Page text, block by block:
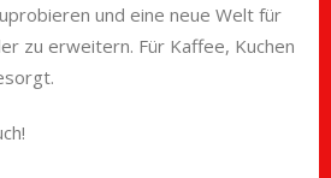
und eine neue Welt für
zu erweitern. Für Kaffee, Kuchen